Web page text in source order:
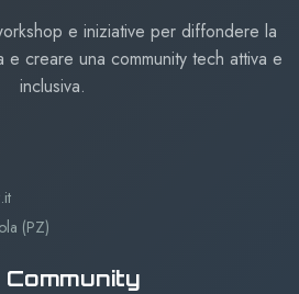
e iniziative per diffondere la
creare una community tech attiva e
inclusiva.
(PZ)
Community